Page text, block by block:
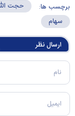
برچسب ها: حجت
سهام
ارسال‌ نظر